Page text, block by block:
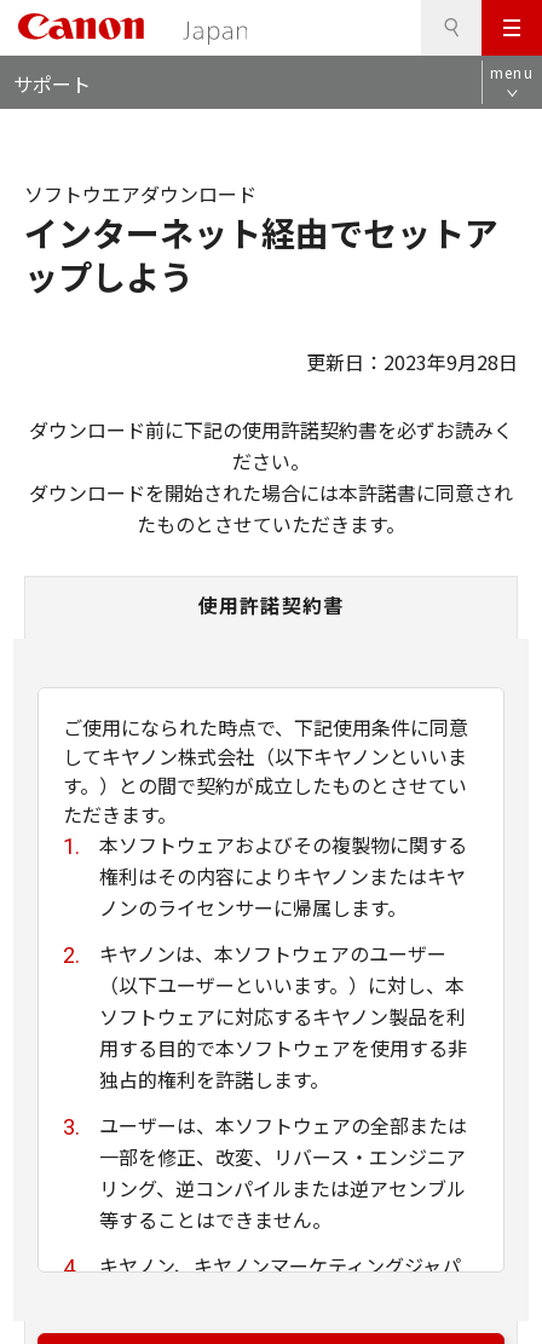
メ
ニ
ュ
サポート menu
インターネット経由でセットア
ップしよう
ソフトウエアダウンロード
更新日：2023年9月28日
ダウンロード前に下記の使用許諾契約書を必ずお読みく
ださい。
ダウンロードを開始された場合には本許諾書に同意され
たものとさせていただきます。
使用許諾契約書
ご使用になられた時点で、下記使用条件に同意
してキヤノン株式会社（以下キヤノンといいま
す。）との間で契約が成立したものとさせてい
ただきます。
本ソフトウェアおよびその複製物に関する
権利はその内容によりキヤノンまたはキヤ
ノンのライセンサーに帰属します。
キヤノンは、本ソフトウェアのユーザー
（以下ユーザーといいます。）に対し、本
ソフトウェアに対応するキヤノン製品を利
用する目的で本ソフトウェアを使用する非
独占的権利を許諾します。
ユーザーは、本ソフトウェアの全部または
一部を修正、改変、リバース・エンジニア
リング、逆コンパイルまたは逆アセンブル
等することはできません。
キヤノン、キヤノンマーケティングジャパ
は、本ソフトウェアがユーザーの特定の目